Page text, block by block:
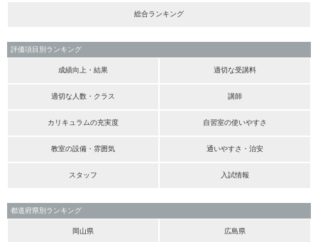
総合ランキング
評価項目別ランキング
成績向上・結果 適切な受講料
適切な人数・クラス 講師
カリキュラムの充実度 自習室の使いやすさ
教室の設備・雰囲気 通いやすさ・治安
スタッフ 入試情報
都道府県別ランキング
岡山県 広島県